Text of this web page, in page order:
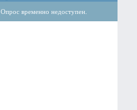
Опрос временно недоступен.